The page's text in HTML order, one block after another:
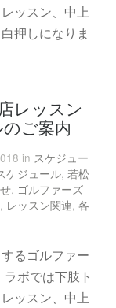
ッスン、中上
押しになりま
レッスン
ご案内
in スケジュー
ケジュール, 若松
, ゴルファーズ
, レッスン関連, 各
るゴルファー
ボでは下肢ト
ッスン、中上